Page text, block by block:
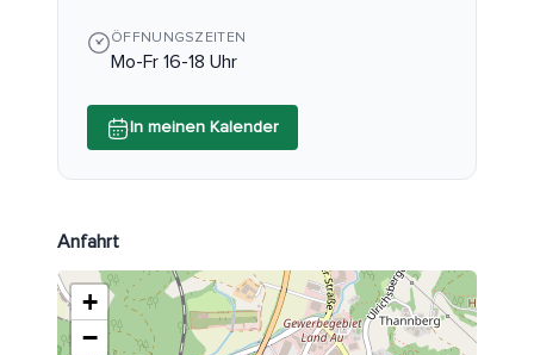
ÖFFNUNGSZEITEN
Mo-Fr 16-18 Uhr
In meinen Kalender
Anfahrt
+
−